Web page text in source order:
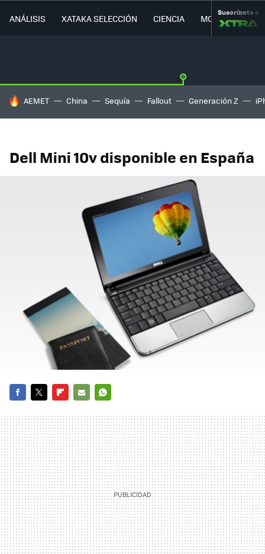
ANÁLISIS XATAKA SELECCIÓN CIENCIA MOVILIDAD
Suscríbete a
HOY SE HABLA DE
AEMET China Sequía Fallout Generación Z
Dell Mini 10v disponible en España
MAIL